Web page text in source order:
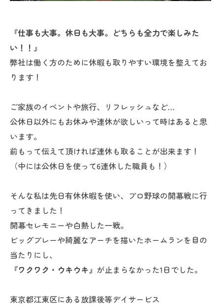
『仕事も大事。休日も大事。どちらも全力で楽しみた
い！！』
弊社は働く方のために休暇も取りやすい環境を整えてお
ります！
ご家族のイベントや旅行、リフレッシュなど…
公休日以外にもお休みや連休が欲しいって時はあると思
います。
前もって伝えて頂ければ連休も取ることが出来ます！
（中には公休日を使って6連休した職員も！）
そんな私は先日有休休暇を使い、プロ野球の開幕戦に行
ってきました！
開幕セレモニーや白熱した一戦。
ビッグプレーや綺麗なアーチを描いたホームランを目の
当たりにし、
『ワクワク・ウキウキ』 が止まらなかった1日でした。
東京都江東区にある放課後等デイサービス